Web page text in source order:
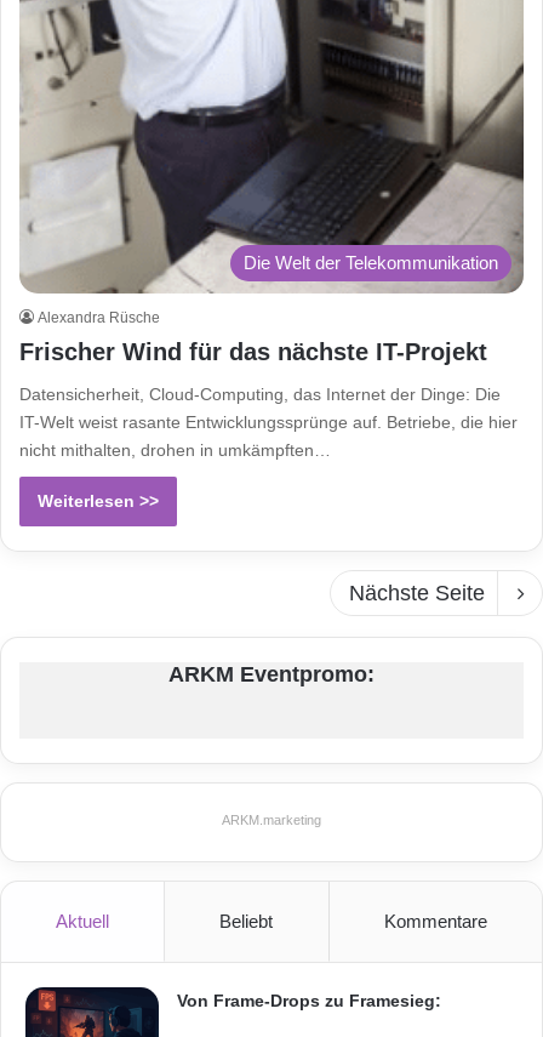
Die Welt der Telekommunikation
Alexandra Rüsche
Frischer Wind für das nächste IT-Projekt
Datensicherheit, Cloud-Computing, das Internet der Dinge: Die
IT-Welt weist rasante Entwicklungssprünge auf. Betriebe, die hier
nicht mithalten, drohen in umkämpften…
Weiterlesen >>
Nächste Seite
ARKM Eventpromo:
ARKM.marketing
Aktuell Beliebt Kommentare
Von Frame-Drops zu Framesieg: